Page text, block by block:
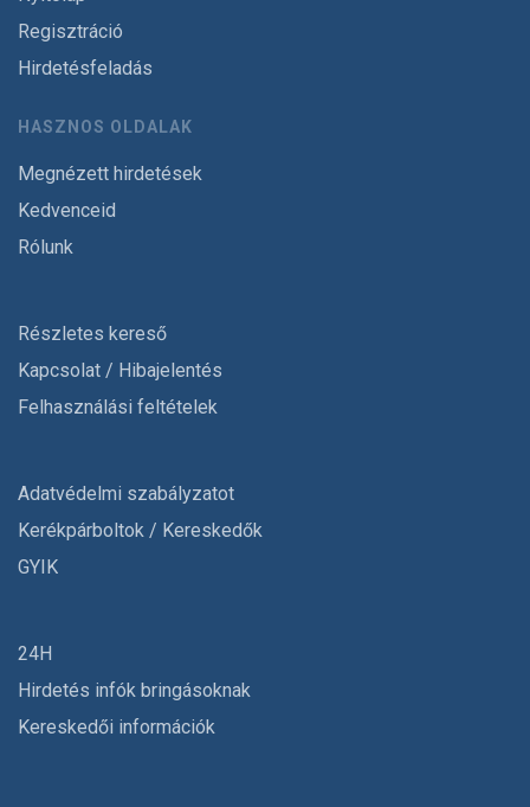
Regisztráció
Hirdetésfeladás
HASZNOS OLDALAK
Megnézett hirdetések
Kedvenceid
Rólunk
Részletes kereső
Kapcsolat / Hibajelentés
Felhasználási feltételek
Adatvédelmi szabályzatot
Kerékpárboltok / Kereskedők
GYIK
24H
Hirdetés infók bringásoknak
Kereskedői információk